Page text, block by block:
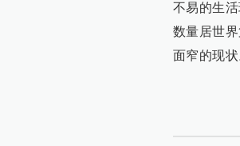
不易的生
数量居世
面窄的现